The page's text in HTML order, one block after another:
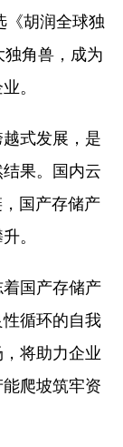
《胡润全球独
角兽，成为
。
式发展，是
果。国内云
国产存储产
。
国产存储产
循环的自我
将助力企业
爬坡筑牢资